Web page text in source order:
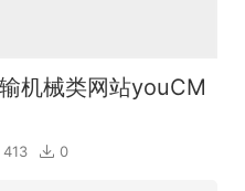
机械类网站youCM
413 0